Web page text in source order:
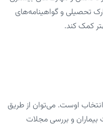
تحصیلی و گواهینامه‌های
کمک کند.
اوست. می‌توان از طریق
بیماران و بررسی مجلات